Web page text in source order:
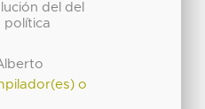
del del
política
o